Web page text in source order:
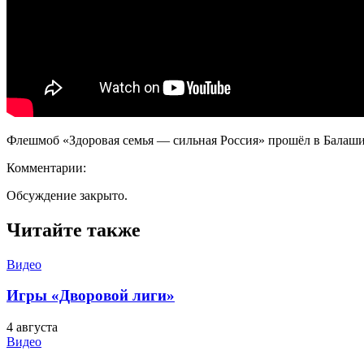
Флешмоб «Здоровая семья — сильная Россия» прошёл в
Комментарии:
Обсуждение закрыто.
Читайте также
Видео
Игры «Дворовой лиги»
4 августа
Видео